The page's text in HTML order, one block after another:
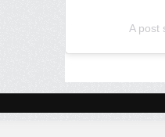
A post